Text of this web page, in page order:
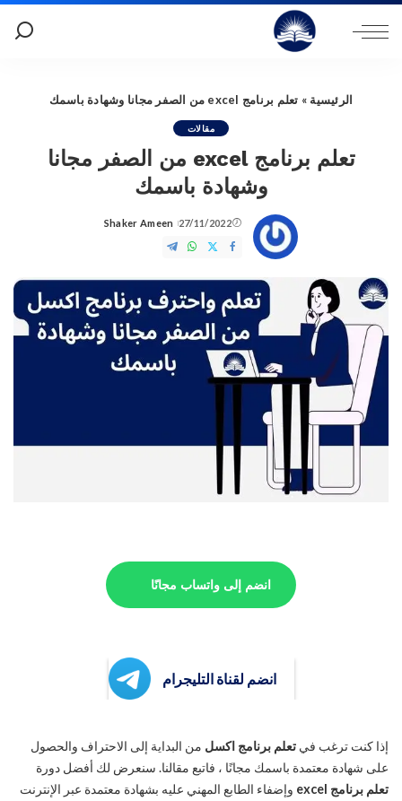
الرئيسية » تعلم برنامج excel من الصفر مجانا وشهادة باسمك
مقالات
تعلم برنامج excel من الصفر مجانا
وشهادة باسمك
27/11/2022
Posted
by
Shaker Ameen
انضم إلى واتساب مجانًا
انضم لقناة التليجرام
إذا كنت ترغب في تعلم برنامج اكسل من البداية إلى الاحتراف والحصول
على شهادة معتمدة باسمك مجانًا ، فاتبع مقالنا. سنعرض لك أفضل دورة
تعلم برنامج excel
وإضفاء الطابع المهني عليه بشهادة معتمدة عبر الإنترنت